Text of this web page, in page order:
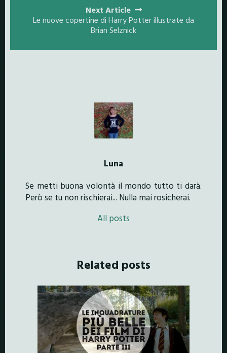
Next Article
Le nuove copertine di Harry Potter illustrate da
Brian Selznick
Luna
Se metti buona volontà il mondo tutto ti darà.
Però se tu non rischierai... Nulla mai rosicherai.
All posts
Related posts